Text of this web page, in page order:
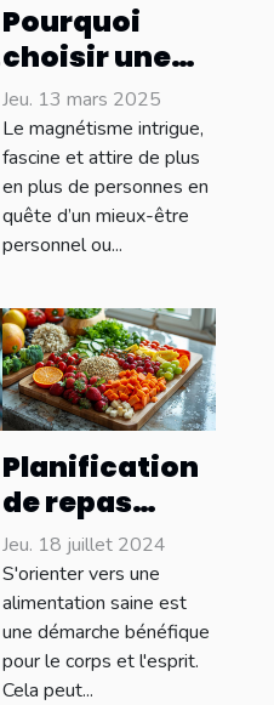
Pourquoi
choisir une
formation de
magnétiseur
en ligne ?
Jeu. 13 mars 2025
Le magnétisme intrigue,
fascine et attire de plus
en plus de personnes en
quête d’un mieux-être
personnel ou...
Planification
de repas
sains :
conseils et
astuces pour
débutants
Jeu. 18 juillet 2024
S'orienter vers une
alimentation saine est
une démarche bénéfique
pour le corps et l'esprit.
Cela peut...